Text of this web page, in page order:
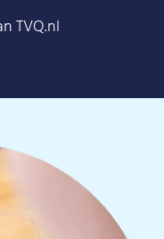
TVQ.nl